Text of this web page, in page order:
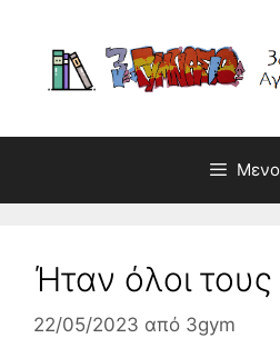
περιεχόμενο
Ήταν όλοι
22/05/2023 από 3gym